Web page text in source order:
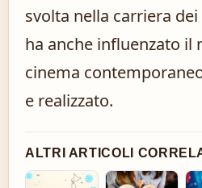
svolta nella carriera
ha anche influenzato il
cinema
e realizzato.
ALTRI ARTICOLI